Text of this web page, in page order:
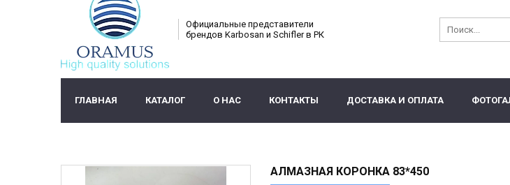
Официальные представители
брендов Karbosan и Schifler в РК
ГЛАВНАЯ КАТАЛОГ О НАС КОНТАКТЫ ДОСТАВКА И ОПЛАТА
АЛМАЗНАЯ КОРОНКА 83*450